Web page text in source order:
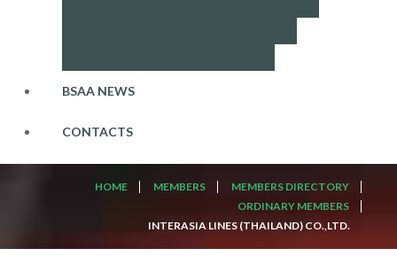
BSAA NEWS
CONTACTS
HOME MEMBERS
MEMBERS DIRECTORY
ORDINARY MEMBERS
INTERASIA LINES (THAILAND) CO.,LTD.